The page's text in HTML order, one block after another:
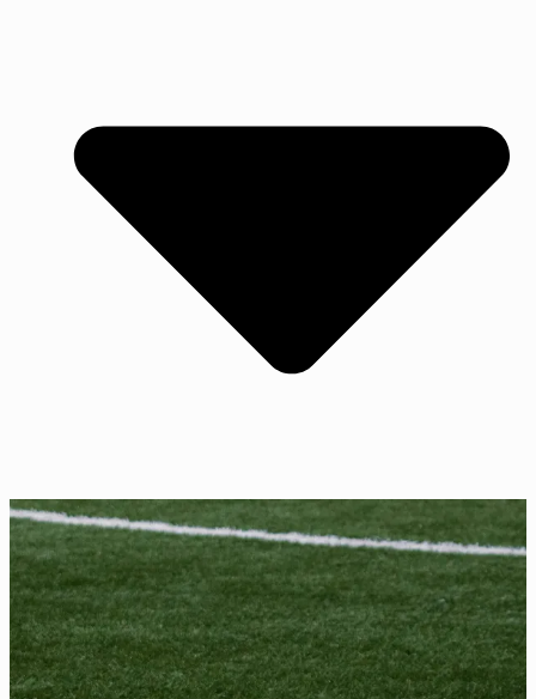
Notas Oficiais
Contato
SEJA SÓCIO